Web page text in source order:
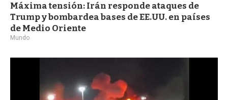
Máxima tensión: Irán responde ataques de
Trump y bombardea bases de EE.UU. en países
de Medio Oriente
Mundo